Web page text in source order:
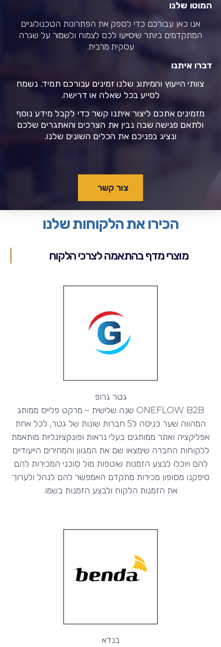
המוטו שלנו
אנו כאן עבורכם כדי לספק את הפתרונות הטכנולוגיים
המתקדמים ביותר שיסייעו לכם לצמוח ולשמור על שגרה
עסקית מרבית.
דברו איתנו
צוותי הייעוץ והמיתוג שלנו זמינים עבורכם תמיד. נשמח
לסייע בכל שאלה או דרישה.
מזמינים אתכם ליצור איתנו קשר כדי לקבל מידע נוסף
ולתאם פגישה שבה נבין את הצרכים והאתגרים שלכם
ונציג בפניכם את הכלים השונים שלנו.
צור קשר
הכירו את הלקוחות שלנו
מוצרי מדף בהתאמה לצרכי הלקוח
גטר גרופ
ONEFLOW B2B שנה שלישית – מרקט פלייס ממותג
המהווה שער כניסה ל5 חברות שונות של גטר, לכל אחת
אפליקציה ואתר ממותגים בעלי נראות ופונקציונליות מותאמת
ללקוחות החברה שימצאו שם את המגוון והמחירים הייעודיים
להם ויוכלו לבצע הזמנות שוטפות מול סוכני המכירות להם
סיפקנו מסופון מכירות מתקדם האמפשר להם לנהל ולערוך
את הזמנות הלקוח ולבצע הזמנות בשמו.
בנדא